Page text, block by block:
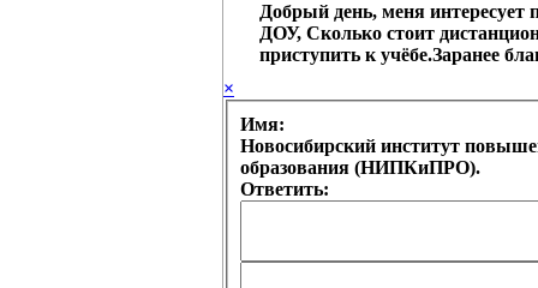
Добрый день, меня интересует
ДОУ, Сколько стоит
приступить к учёбе.Заранее
×
Имя:
Новосибирский институт
образования (НИПКиПРО).
Ответить: